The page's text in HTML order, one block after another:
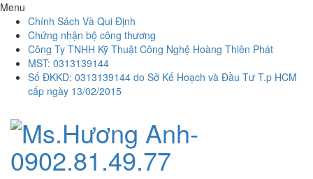
Menu
Chính Sách Và Qui Định
Chứng nhận bộ công thương
Công Ty TNHH Kỹ Thuật Công Nghệ Hoàng Thiên Phát
MST: 0313139144
Số ĐKKD: 0313139144 do Sở Kế Hoạch và Đầu Tư T.p HCM
cấp ngày 13/02/2015